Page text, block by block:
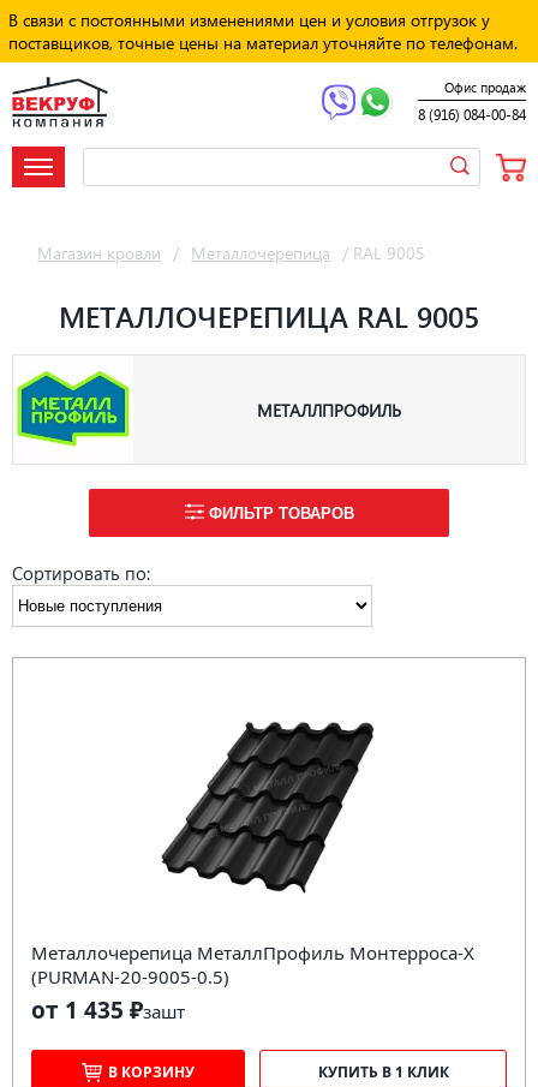
В связи с постоянными изменениями цен и условия отгрузок у
поставщиков, точные цены на материал уточняйте по телефонам.
Офис продаж
8 (916) 084-00-84
Магазин кровли / Металлочерепица / RAL 9005
МЕТАЛЛОЧЕРЕПИЦА RAL 9005
МЕТАЛЛПРОФИЛЬ
Сортировать по:
ФИЛЬТР ТОВАРОВ
Металлочерепица МеталлПрофиль Монтерроса-X
(PURMAN-20-9005-0.5)
от 1 435 ₽зашт
В КОРЗИНУ КУПИТЬ В 1 КЛИК